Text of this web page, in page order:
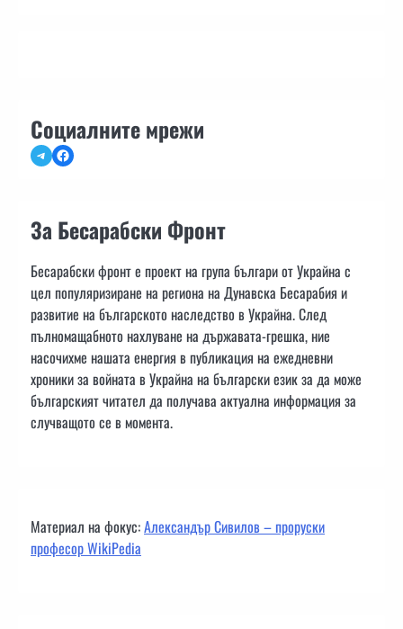
Социалните мрежи
TelegramFacebook
За Бесарабски Фронт
Бесарабски фронт е проект на група българи от Украйна с
цел популяризиране на региона на Дунавска Бесарабия и
развитие на българското наследство в Украйна. След
пълномащабното нахлуване на държавата-грешка, ние
насочихме нашата енергия в публикация на ежедневни
хроники за войната в Украйна на български език за да може
българският читател да получава актуална информация за
случващото се в момента.
Материал на фокус:Александър Сивилов – проруски
професор WikiPedia